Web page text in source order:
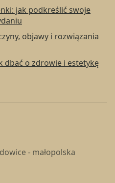
jak podkreślić swoje
objawy i rozwiązania
dbać o zdrowie i estetykę
- małopolska